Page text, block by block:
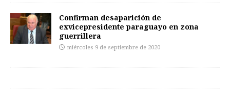
Confirman desaparición de
exvicepresidente paraguayo en zona
guerrillera
miércoles 9 de septiembre de 2020